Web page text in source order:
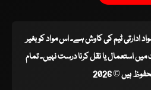
ادارتی ٹیم کی کاوش ہے۔ اس مواد کو بغیر
استعمال یا نقل کرنا درست نہیں۔ تمام
ہیں © 2026